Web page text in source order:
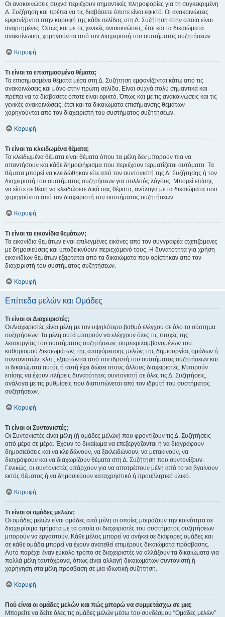
Οι ανακοινώσεις συχνά περιέχουν σημαντικές πληροφορίες για τη συγκεκριμένη
Δ. Συζήτηση και πρέπει να τις διαβάσετε όποτε είναι εφικτό. Οι ανακοινώσεις
εμφανίζονται στην κορυφή της κάθε σελίδας στη Δ. Συζήτηση στην οποία είναι
αναρτημένες. Όπως και με τις γενικές ανακοινώσεις, έτσι και τα δικαιώματα
ανακοίνωσης χορηγούνται από τον διαχειριστή του συστήματος συζητήσεων.
Κορυφή
Τι είναι τα επισημασμένα θέματα;
Τα επισημασμένα θέματα μέσα στη Δ. Συζήτηση εμφανίζονται κάτω από τις
ανακοινώσεις και μόνο στην πρώτη σελίδα. Είναι συχνά πολύ σημαντικά και
πρέπει να τα διαβάσετε όποτε είναι εφικτό. Όπως και με τις ανακοινώσεις και τις
γενικές ανακοινώσεις, έτσι και τα δικαιώματα επισήμανσης θεμάτων
χορηγούνται από τον διαχειριστή του συστήματος συζητήσεων.
Κορυφή
Τι είναι τα κλειδωμένα θέματα;
Τα κλειδωμένα θέματα είναι θέματα όπου τα μέλη δεν μπορούν πια να
απαντήσουν και κάθε δημοψήφισμα που περιέχουν τερματίζεται αυτόματα. Τα
θέματα μπορεί να κλειδώθηκαν είτε από τον συντονιστή της Δ. Συζήτησης ή τον
διαχειριστή του συστήματος συζητήσεων για πολλούς λόγους. Μπορεί επίσης
να είστε σε θέση να κλειδώσετε δικά σας θέματα, ανάλογα με τα δικαιώματα που
χορηγούνται από τον διαχειριστή του συστήματος συζητήσεων.
Κορυφή
Τι είναι τα εικονίδια θεμάτων;
Τα εικονίδια θεμάτων είναι επιλεγμένες εικόνες από τον συγγραφέα σχετιζόμενες
με δημοσιεύσεις και υποδεικνύουν περιεχόμενό τους. Η δυνατότητα για χρήση
εικονιδίων θεμάτων εξαρτάται από τα δικαιώματα που ορίστηκαν από τον
διαχειριστή του συστήματος συζητήσεων.
Κορυφή
Επίπεδα μελών και Ομάδες
Τι είναι οι Διαχειριστές;
Οι Διαχειριστές είναι μέλη με τον υψηλότερο βαθμό ελέγχου σε όλο το σύστημα
συζητήσεων. Τα μέλη αυτά μπορούν να ελέγχουν όλες τις πτυχές της
λειτουργίας του συστήματος συζητήσεων, συμπεριλαμβανομένων του
καθορισμού δικαιωμάτων, της απαγόρευσης μελών, της δημιουργίας ομάδων ή
συντονιστών, κλπ., εξαρτώνται από τον ιδρυτή του συστήματος συζητήσεων και
τι δικαιώματα αυτός ή αυτή έχει δώσει στους άλλους διαχειριστές. Μπορούν
επίσης να έχουν πλήρεις δυνατότητες συντονιστή σε όλες τις Δ. Συζητήσεις,
ανάλογα με τις ρυθμίσεις που διατυπώνεται από τον ιδρυτή του συστήματος
συζητήσεων.
Κορυφή
Τι είναι οι Συντονιστές;
Οι Συντονιστές είναι μέλη (ή ομάδες μελών) που φροντίζουν τις Δ. Συζητήσεις
από μέρα σε μέρα. Έχουν το δικαίωμα να επεξεργάζονται ή να διαγράφουν
δημοσιεύσεις και να κλειδώνουν, να ξεκλειδώνουν, να μετακινούν, να
διαγράφουν και να διαχωρίζουν θέματα στη Δ. Συζήτηση που συντονίζουν.
Γενικώς, οι συντονιστές υπάρχουν για να αποτρέπουν μέλη από το να βγαίνουν
εκτός θέματος ή να δημοσιεύουν καταχρηστικό ή προσβλητικό υλικό.
Κορυφή
Τι είναι οι ομάδες μελών;
Οι ομάδες μελών είναι ομάδες από μέλη οι οποίες μοιράζουν την κοινότητα σε
διαχειρίσιμα τμήματα με τα οποία οι διαχειριστές του συστήματος συζητήσεων
μπορούν να εργαστούν. Κάθε μέλος μπορεί να ανήκει σε διάφορες ομάδες και
σε κάθε ομάδα μπορεί να έχουν ανατεθεί επιμέρους δικαιώματα πρόσβασης.
Αυτό παρέχει έναν εύκολο τρόπο σε διαχειριστές να αλλάξουν τα δικαιώματα για
πολλά μέλη ταυτόχρονα, όπως είναι αλλαγή δικαιωμάτων συντονιστή ή
χορήγηση στα μέλη πρόσβαση σε μια ιδιωτική συζήτηση.
Κορυφή
Πού είναι οι ομάδες μελών και πώς μπορώ να συμμετάσχω σε μια;
Μπορείτε να δείτε όλες τις ομάδες μελών μέσω του συνδέσμου “Ομάδες μελών”